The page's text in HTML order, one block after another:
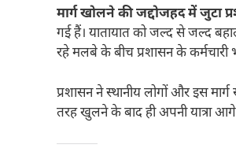
मार्ग खोलने की जद्दोजहद में जुटा
गई हैं। यातायात को जल्द से जल्द
रहे मलबे के बीच प्रशासन के
प्रशासन ने स्थानीय लोगों और इस
तरह खुलने के बाद ही अपनी यात्रा